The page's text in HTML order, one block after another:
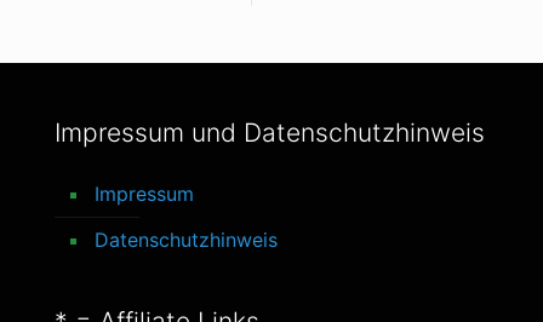
Impressum und Datenschutzhinweis
Impressum
Datenschutzhinweis